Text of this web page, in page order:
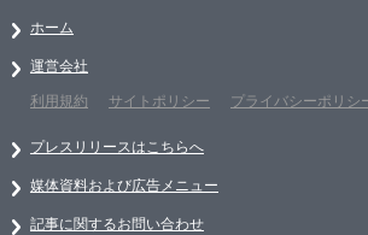
ホーム
運営会社
利用規約
サイトポリシー プライバシーポリシ
プレスリリースはこちらへ
媒体資料および広告メニュー
記事に関するお問い合わせ